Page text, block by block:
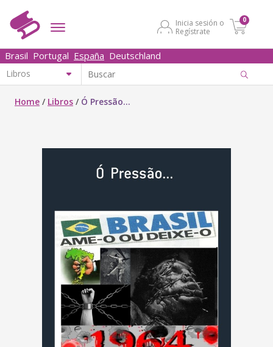
Inicia sesión o
Regístrate
0
Brasil Portugal España Deutschland
Home / Libros / Ó Pressão...